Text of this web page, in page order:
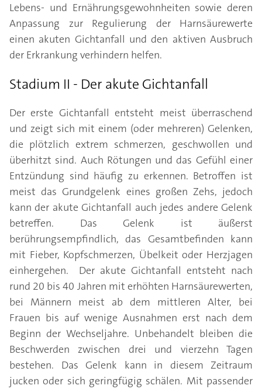
Lebens- und Ernährungsgewohnheiten sowie deren
Anpassung zur Regulierung der Harnsäurewerte
einen akuten Gichtanfall und den aktiven Ausbruch
der Erkrankung verhindern helfen.
Stadium II - Der akute Gichtanfall
Der erste Gichtanfall entsteht meist überraschend
und zeigt sich mit einem (oder mehreren) Gelenken,
die plötzlich extrem schmerzen, geschwollen und
überhitzt sind. Auch Rötungen und das Gefühl einer
Entzündung sind häufig zu erkennen. Betroffen ist
meist das Grundgelenk eines großen Zehs, jedoch
kann der akute Gichtanfall auch jedes andere Gelenk
betreffen. Das Gelenk ist äußerst
berührungsempfindlich, das Gesamtbefinden kann
mit Fieber, Kopfschmerzen, Übelkeit oder Herzjagen
einhergehen. Der akute Gichtanfall entsteht nach
rund 20 bis 40 Jahren mit erhöhten Harnsäurewerten,
bei Männern meist ab dem mittleren Alter, bei
Frauen bis auf wenige Ausnahmen erst nach dem
Beginn der Wechseljahre. Unbehandelt bleiben die
Beschwerden zwischen drei und vierzehn Tagen
bestehen. Das Gelenk kann in diesem Zeitraum
jucken oder sich geringfügig schälen. Mit passender